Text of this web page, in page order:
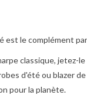
est le complément
classique, jetez-
d'été ou blazer
pour la planète.